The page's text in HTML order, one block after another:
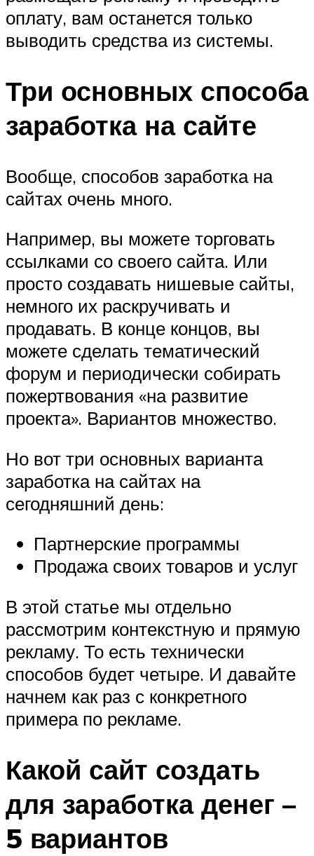
оплату, вам останется только
выводить средства из системы.
Три основных способа
заработка на сайте
Вообще, способов заработка на
сайтах очень много.
Например, вы можете торговать
ссылками со своего сайта. Или
просто создавать нишевые сайты,
немного их раскручивать и
продавать. В конце концов, вы
можете сделать тематический
форум и периодически собирать
пожертвования «на развитие
проекта». Вариантов множество.
Но вот три основных варианта
заработка на сайтах на
сегодняшний день:
Партнерские программы
Продажа своих товаров и услуг
В этой статье мы отдельно
рассмотрим контекстную и прямую
рекламу. То есть технически
способов будет четыре. И давайте
начнем как раз с конкретного
примера по рекламе.
Какой сайт создать
для заработка денег –
5 вариантов